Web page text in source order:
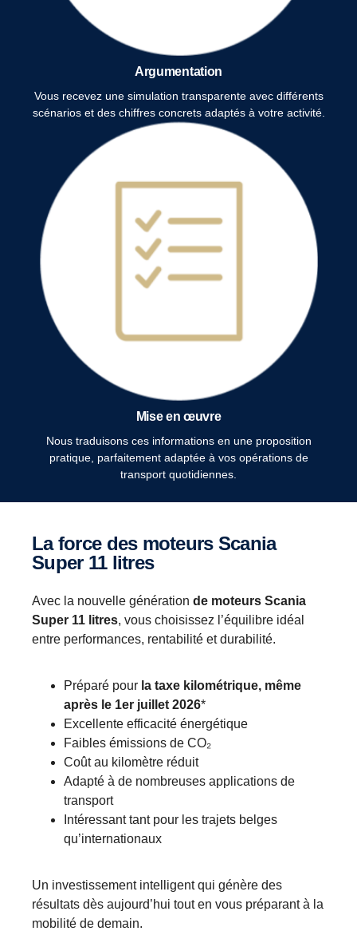
Argumentation
Vous recevez une simulation transparente avec différents
scénarios et des chiffres concrets adaptés à votre activité.
Mise en œuvre
Nous traduisons ces informations en une proposition
pratique, parfaitement adaptée à vos opérations de
transport quotidiennes.
La force des moteurs Scania
Super 11 litres
Avec la nouvelle génération de moteurs Scania
Super 11 litres, vous choisissez l’équilibre idéal
entre performances, rentabilité et durabilité.
Préparé pour la taxe kilométrique, même
après le 1er juillet 2026*
Excellente efficacité énergétique
Faibles émissions de CO₂
Coût au kilomètre réduit
Adapté à de nombreuses applications de
transport
Intéressant tant pour les trajets belges
qu’internationaux
Un investissement intelligent qui génère des
résultats dès aujourd’hui tout en vous préparant à la
mobilité de demain.